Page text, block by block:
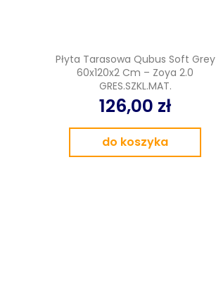
Płyta Tarasowa Qubus Soft Grey
60x120x2 Cm – Zoya 2.0
GRES.SZKL.MAT.
126,00 zł
do koszyka